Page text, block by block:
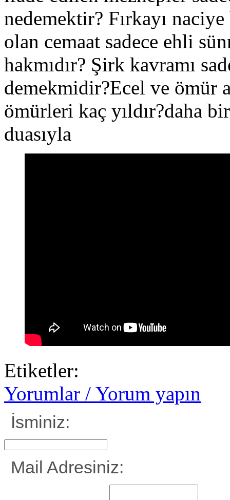
nedemektir? Fırkayı
olan cemaat sadece ehli
hakmıdır? Şirk kavramı
demekmidir?Ecel ve ömür
ömürleri kaç yıldır?daha
duasıyla
Etiketler:
Yorumlar / Yorum yapın
İsminiz:
Mail Adresiniz: